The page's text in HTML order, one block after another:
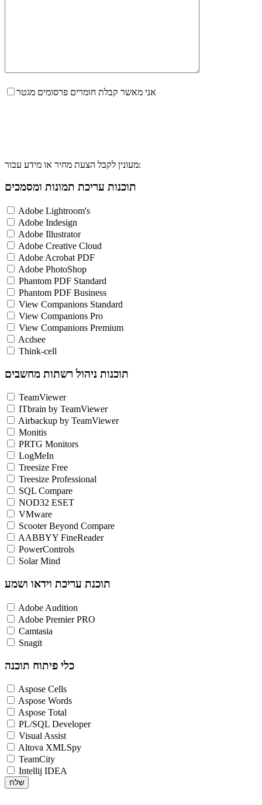
אני מאשר קבלת חומרים פרסומים מגטר
מעונין לקבל הצעת מחיר או מידע עבור:
תוכנות עריכת תמונות ומסמכים
Adobe Lightroom's
Adobe Indesign
Adobe Illustrator
Adobe Creative Cloud
Adobe Acrobat PDF
Adobe PhotoShop
Phantom PDF Standard
Phantom PDF Business
View Companions Standard
View Companions Pro
View Companions Premium
Acdsee
Think-cell
תוכנות ניהול רשתות מחשבים
TeamViewer
ITbrain by TeamViewer
Airbackup by TeamViewer
Monitis
PRTG Monitors
LogMeIn
Treesize Free
Treesize Professional
SQL Compare
NOD32 ESET
VMware
Scooter Beyond Compare
AABBYY FineReader
PowerControls
Solar Mind
תוכנת עריכת וידאו ושמע
Adobe Audition
Adobe Premier PRO
Camtasia
Snagit
כלי פיתוח תוכנה
Aspose Cells
Aspose Words
Aspose Total
PL/SQL Developer
Visual Assist
Altova XMLSpy
TeamCity
Intellij IDEA